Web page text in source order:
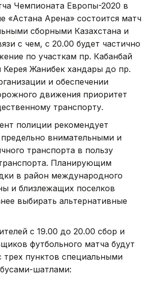
Чемпионата Европы-2020 в
«Астана Арена» состоится матч
сборными Казахстана и
с чем, с 20.00 будет частично
по участкам пр. Кабанбай
Керея Жанибек хандары до пр.
и обеспечении
движения приоритет
транспорту.
полиции рекомендует
внимательными и
транспорта в пользу
Планирующим
в район международного
и близлежащих поселков
выбирать альтернативные
с 19.00 до 20.00 сбор и
футбольного матча будут
трех пунктов специальными
шатлами: